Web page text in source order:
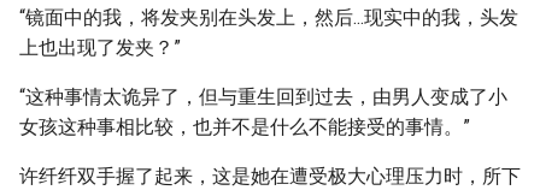
“镜面中的我，将发夹别在头发上，然后...现实中的我，头发
上也出现了发夹？”
“这种事情太诡异了，但与重生回到过去，由男人变成了小
女孩这种事相比较，也并不是什么不能接受的事情。”
许纤纤双手握了起来，这是她在遭受极大心理压力时，所下